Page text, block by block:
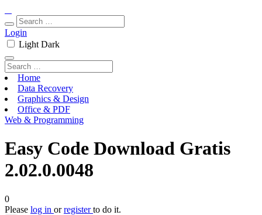
Login
Light Dark
Home
Data Recovery
Graphics & Design
Office & PDF
Web & Programming
Easy Code Download Gratis
2.02.0.0048
0
Please log in orregisterto do it.